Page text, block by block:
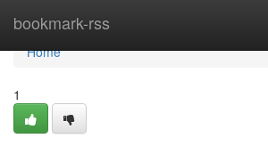
bookmark-rss
Home
Home
1